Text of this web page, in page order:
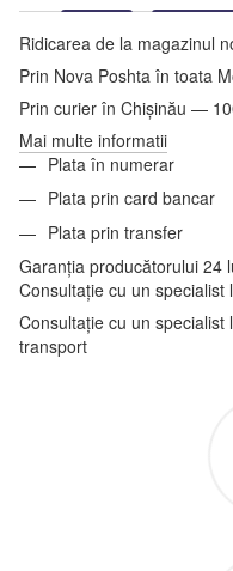
Ridicarea de la magazinul
Prin Nova Poshta în toata
Prin curier în Chișinău —
Mai multe informatii
Plata în numerar
Plata prin card bancar
Plata prin transfer
Garanția producătorului 24
Consultație cu un
Consultație cu un
transport